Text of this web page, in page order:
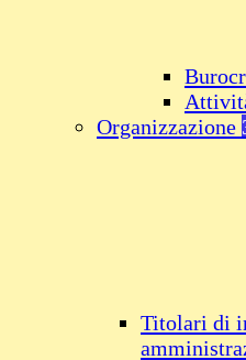
Organizzazione
Titolari di